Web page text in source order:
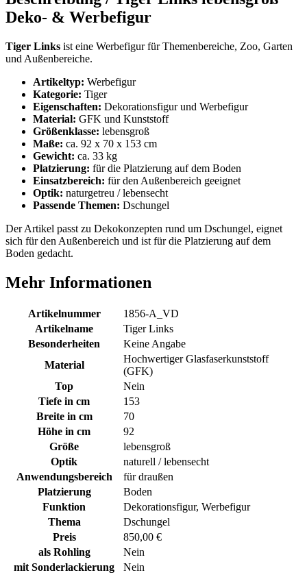
Deko- & Werbefigur
Tiger Links ist eine Werbefigur für Themenbereiche, Zoo, Garten
und Außenbereiche.
Artikeltyp: Werbefigur
Kategorie: Tiger
Eigenschaften: Dekorationsfigur und Werbefigur
Material: GFK und Kunststoff
Größenklasse: lebensgroß
Maße: ca. 92 x 70 x 153 cm
Gewicht: ca. 33 kg
Platzierung: für die Platzierung auf dem Boden
Einsatzbereich: für den Außenbereich geeignet
Optik: naturgetreu / lebensecht
Passende Themen: Dschungel
Der Artikel passt zu Dekokonzepten rund um Dschungel, eignet
sich für den Außenbereich und ist für die Platzierung auf dem
Boden gedacht.
Mehr Informationen
Artikelnummer
1856-A_VD
Artikelname
Tiger Links
Besonderheiten
Keine Angabe
Material
Hochwertiger Glasfaserkunststoff
(GFK)
Top
Nein
Tiefe in cm
153
Breite in cm
70
Höhe in cm
92
Größe
lebensgroß
Optik
naturell / lebensecht
Anwendungsbereich
für draußen
Platzierung
Boden
Funktion
Dekorationsfigur, Werbefigur
Thema
Dschungel
Preis
850,00 €
als Rohling
Nein
mit Sonderlackierung
Nein